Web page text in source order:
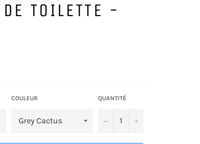
TOILETTE -
COULEUR QUANTITÉ
− +